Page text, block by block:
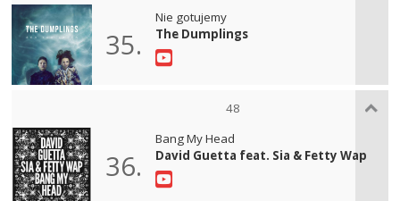
35.
Nie gotujemy
The Dumplings
48
36.
Bang My Head
David Guetta feat. Sia & Fetty Wap